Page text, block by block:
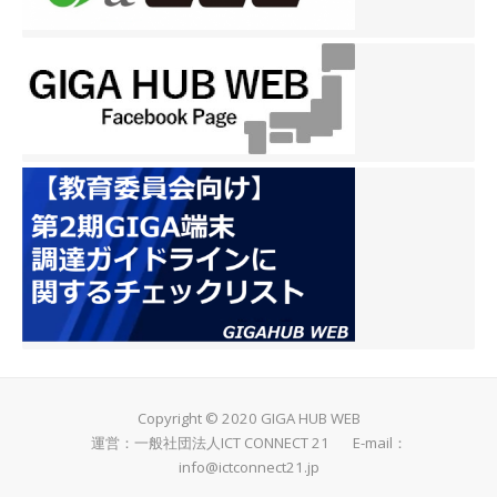
Copyright © 2020 GIGA HUB WEB
運営：一般社団法人ICT CONNECT 21 E-mail：
info@ictconnect21.jp